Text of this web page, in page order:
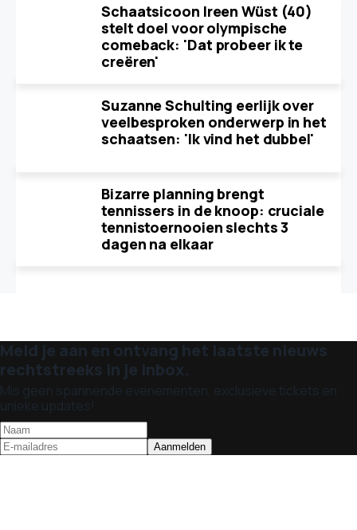
Schaatsicoon Ireen Wüst (40)
stelt doel voor olympische
comeback: 'Dat probeer ik te
creëren'
Suzanne Schulting eerlijk over
veelbesproken onderwerp in het
schaatsen: 'Ik vind het dubbel'
Bizarre planning brengt
tennissers in de knoop: cruciale
tennistoernooien slechts 3
dagen na elkaar
Meld je aan en ontvang het laatste nieuws
rechtstreeks in je inbox.
Mis geen spannende evenementen, exclusieve tickets en
unieke updates!